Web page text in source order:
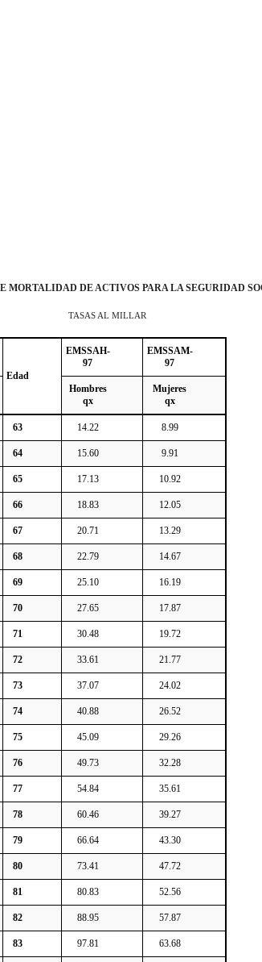
MORTALIDAD DE ACTIVOS PARA LA SEGURIDAD
TASAS AL MILLAR
Edad
EMSSAH-
97
EMSSAM-
97
Hombres
qx
Mujeres
qx
63 14.22 8.99
64 15.60 9.91
65 17.13 10.92
66 18.83 12.05
67 20.71 13.29
68 22.79 14.67
69 25.10 16.19
70 27.65 17.87
71 30.48 19.72
72 33.61 21.77
73 37.07 24.02
74 40.88 26.52
75 45.09 29.26
76 49.73 32.28
77 54.84 35.61
78 60.46 39.27
79 66.64 43.30
80 73.41 47.72
81 80.83 52.56
82 88.95 57.87
83 97.81 63.68